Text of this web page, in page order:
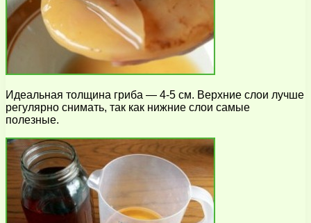
Идеальная толщина гриба — 4-5 см. Верхние слои лучше
регулярно снимать, так как нижние слои самые
полезные.